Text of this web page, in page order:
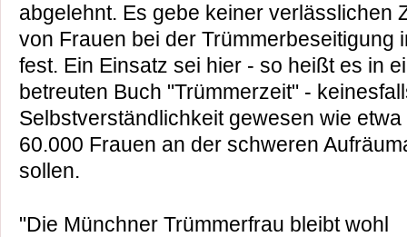
abgelehnt. Es gebe keiner verlässlichen
von Frauen bei der Trümmerbeseitigung
fest. Ein Einsatz sei hier - so heißt es in
betreuten Buch "Trümmerzeit" -
Selbstverständlichkeit gewesen wie
60.000 Frauen an der schweren
sollen.
"Die Münchner Trümmerfrau bleibt wohl